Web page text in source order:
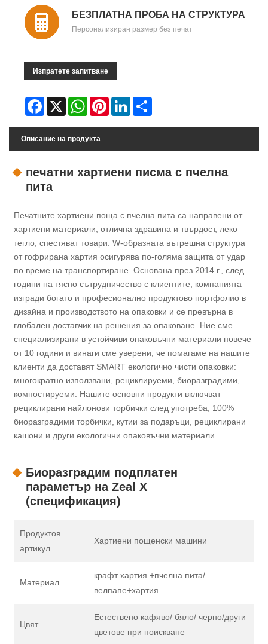
БЕЗПЛАТНА ПРОБА НА СТРУКТУРА
Персонализиран размер без печат
Изпратете запитване
Facebook
X WhatsAppPinterestLinkedIn
Описание на продукта
печатни хартиени писма с пчелна
пита
Печатните хартиени поща с пчелна пита са направени от
хартиени материали, отлична здравина и твърдост, леко
тегло, спестяват товари. W-образната вътрешна структура
от гофрирана хартия осигурява по-голяма защита от удар
по време на транспортиране. Основана през 2014 г., след
години на тясно сътрудничество с клиентите, компанията
изгради богато и професионално продуктово портфолио в
дизайна и производството на опаковки и се превърна в
глобален доставчик на решения за опаковане. Ние сме
специализирани в устойчиви опаковъчни материали повече
от 10 години и винаги сме уверени, че помагаме на нашите
клиенти да доставят SMART екологично чисти опаковки:
многократно използвани, рециклируеми, биоразградими,
компостируеми. Нашите основни продукти включват
рециклирани найлонови торбички след употреба, 100%
биоразградими торбички, кутии за подаръци, рециклирани
кашони и други екологични опаковъчни материали.
Биоразградим подплатен
параметър на Zeal X
(спецификация)
Продуктов
артикул
Хартиени пощенски машини
Материал
крафт хартия +пчелна пита/
велпапе+хартия
Цвят
Естествено кафяво/ бяло/ черно/други
цветове при поискване